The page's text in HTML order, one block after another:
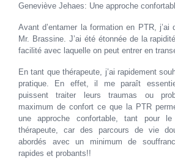
Geneviève Jehaes: Une approche
Avant d’entamer la formation en PTR, j’ai
Mr. Brassine. J’ai été étonnée de la
facilité avec laquelle on peut entrer en
En tant que thérapeute, j’ai rapidement
pratique. En effet, il me paraît
puissent traiter leurs traumas ou
maximum de confort ce que la PTR
une approche confortable, tant pour
thérapeute, car des parcours de vie
abordés avec un minimum de
rapides et probants!!